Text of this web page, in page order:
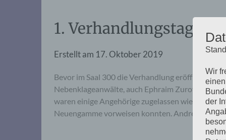
1. Verhandlungstag,
Erstellt am 17. Oktober 2019
Bevor im Saal 300 die Verhandlung eröffnet
Nebenklageanwälte, auch Ephraim Zuroff vom
waren einige Angehörige zugelassen wie auch
Neuengamme vorweisen konnten. Andrea vom
Wir
der